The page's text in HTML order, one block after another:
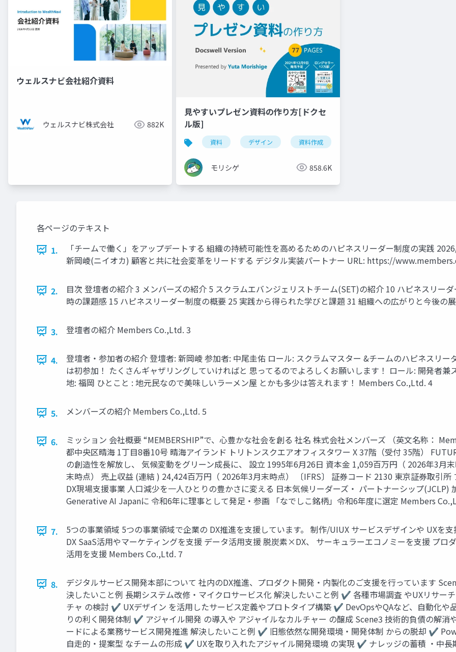
ウェルスナビ会社紹介資料
ウェルスナビ株式会社 882K
見やすいプレゼン資料の作り方[ドクセ
ル版]
資料 デザイン 資料作成
モリシゲ 858.6K
各ページのテキスト
1.
「チームで働く」をアップデートする 組織の持続可能性を高めるためのハピネスリーダー制度の実践
新岡崚(ニイオカ) 顧客と共に社会変革をリードする デジタル実装パートナー URL: https://
2.
目次 登壇者の紹介 3 メンバーズの紹介 5 スクラムエバンジェリストチーム(SET)の紹介 10 ハピネスリー
時の課題感 15 ハピネスリーダー制度の概要 25 実践から得られた学びと課題 31 組織への広がりと今後の
3. 登壇者の紹介 Members Co.,Ltd. 3
4.
登壇者・参加者の紹介 登壇者: 新岡崚 参加者: 中尾圭佑 ロール: スクラムマスター &チームのハピネスリ
は初参加！ たくさんギャザリングしていければと 思ってるのでよろしくお願いします！ ロール: 開発者
地: 福岡 ひとこと : 地元民なので美味しいラーメン屋 とかも多少は答えれます！ Members Co.,Ltd. 4
5. メンバーズの紹介 Members Co.,Ltd. 5
6.
ミッション 会社概要 “MEMBERSHIP”で、心豊かな社会を創る 社名 株式会社メンバーズ （英文名称：
都中央区晴海 1丁目8番10号 晴海アイランド トリトンスクエアオフィスタワー X 37階（受付 35階）
の創造性を解放し、 気候変動をグリーン成長に、 設立 1995年6月26日 資本金 1,059百万円（ 2026年3月
末時点） 売上収益 (連結 ) 24,424百万円（ 2026年3月末時点） 〔IFRS〕 証券コード 2130 東京証券取引
DX現場支援事業 人口減少を一人ひとりの豊かさに変える 日本気候リーダーズ・ パートナーシップ
Generative AI Japanに 令和6年に理事として発足・参画 「なでしこ銘柄」令和6年度に選定 Members
7.
5つの事業領域 5つの事業領域で企業の DX推進を支援しています。 制作/UIUX サービスデザインや UXを
DX SaaS活用やマーケティングを支援 データ活用支援 脱炭素×DX、 サーキュラーエコノミーを支援 プロ
活用を支援 Members Co.,Ltd. 7
8.
デジタルサービス開発本部について 社内のDX推進、プロダクト開発・内製化のご支援を行っています
決したいこと例 長期システム改修・マイクロサービス化 解決したいこと例 ✔ 各種市場調査 やUXリサー
チャ の検討 ✔ UXデザイン を活用したサービス定義やプロトタイプ構築 ✔ DevOpsやQAなど、自動化
りの利く開発体制 ✔ アジャイル開発 の導入や アジャイルなカルチャー の醸成 Scene3 技術的負債の解消
ードによる業務サービス開発推進 解決したいこと例 ✔ 旧態依然な開発環境・開発体制 からの脱却 ✔
自走的・提案型 なチームの形成 ✔ UXを取り入れたアジャイル開発環境 の実現 ✔ ナレッジの蓄積 ・中